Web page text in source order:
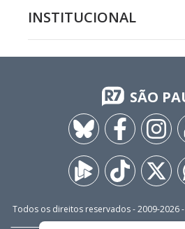
INSTITUCIONAL
SÃO
Todos os direitos reservados - 2009-2026-